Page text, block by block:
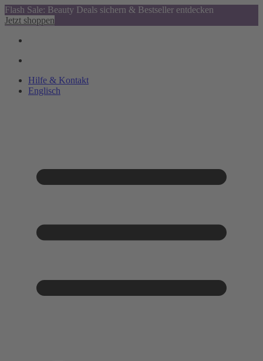
Flash Sale: Beauty Deals sichern & Bestseller entdecken
Jetzt shoppen
Hilfe & Kontakt
Englisch